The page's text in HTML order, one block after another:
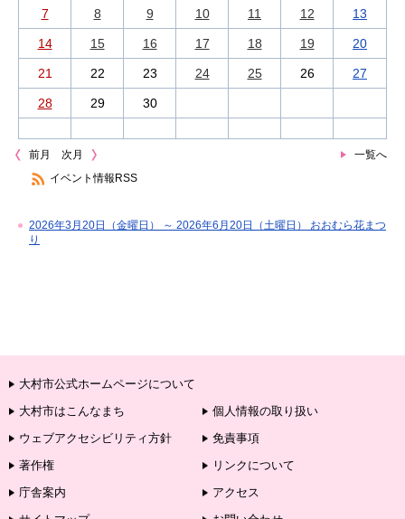
7 8 9 10 11 12 13
14 15 16 17 18 19 20
21 22 23 24 25 26 27
28 29 30
前月 一覧へ
次月
イベント情報RSS
2026年3月20日（金曜日） ～ 2026年6月20日（土曜日） おおむら花まつ
り
大村市公式ホームページについて
大村市はこんなまち
個人情報の取り扱い
ウェブアクセシビリティ方針
免責事項
著作権
リンクについて
庁舎案内
アクセス